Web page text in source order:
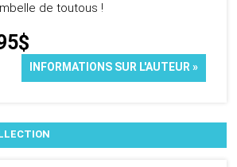
de toutous !
INFORMATIONS SUR L'AUTEUR »